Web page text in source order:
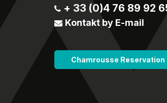
+ 33 (0)4 76 89 92
Kontakt by E-mail
Chamrousse Reservation